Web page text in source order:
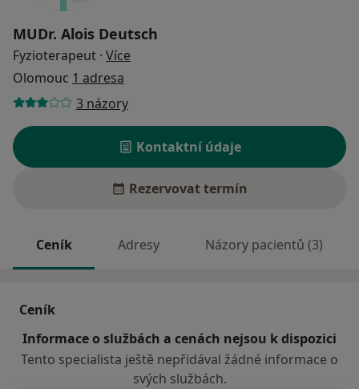
MUDr. Alois Deutsch
Fyzioterapeut · Více
Olomouc 1 adresa
3 názory
Kontaktní údaje
Rezervovat termín
Ceník Adresy Názory pacientů (3)
Ceník
Informace o službách a cenách nejsou k dispozici
Tento specialista ještě nepřidával žádné informace o
svých službách.